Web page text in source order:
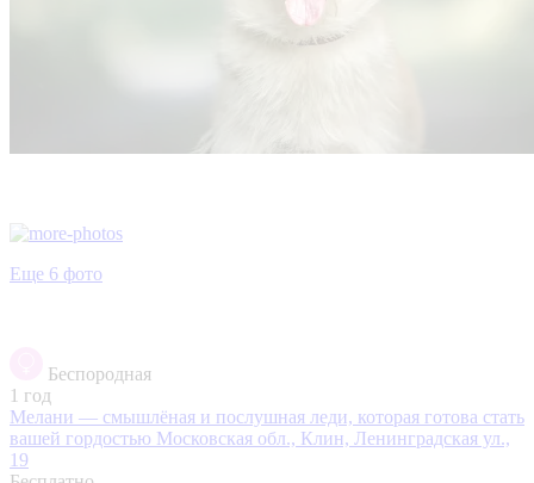
Еще 6 фото
Беспородная
1 год
Мелани — смышлёная и послушная леди, которая готова стать
вашей гордостью Московская обл., Клин, Ленинградская ул.,
19